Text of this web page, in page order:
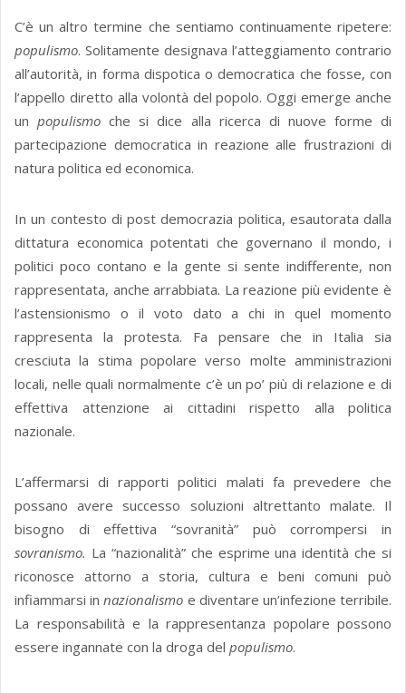
C’è un altro termine che sentiamo continuamente ripetere:
populismo. Solitamente designava l’atteggiamento contrario
all’autorità, in forma dispotica o democratica che fosse, con
l’appello diretto alla volontà del popolo. Oggi emerge anche
unpopulismo che si dice alla ricerca di nuove forme di
partecipazione democratica in reazione alle frustrazioni di
natura politica ed economica.
In un contesto di post democrazia politica, esautorata dalla
dittatura economica potentati che governano il mondo, i
politici poco contano e la gente si sente indifferente, non
rappresentata, anche arrabbiata. La reazione più evidente è
l’astensionismo o il voto dato a chi in quel momento
rappresenta la protesta. Fa pensare che in Italia sia
cresciuta la stima popolare verso molte amministrazioni
locali, nelle quali normalmente c’è un po’ più di relazione e di
effettiva attenzione ai cittadini rispetto alla politica
nazionale.
L’affermarsi di rapporti politici malati fa prevedere che
possano avere successo soluzioni altrettanto malate. Il
bisogno di effettiva “sovranità” può corrompersi in
sovranismo. La “nazionalità” che esprime una identità che si
riconosce attorno a storia, cultura e beni comuni può
infiammarsi innazionalismo e diventare un’infezione terribile.
La responsabilità e la rappresentanza popolare possono
essere ingannate con la droga del populismo.